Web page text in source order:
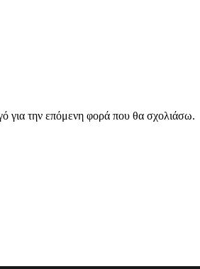
για την επόμενη φορά που θα σχολιάσω.